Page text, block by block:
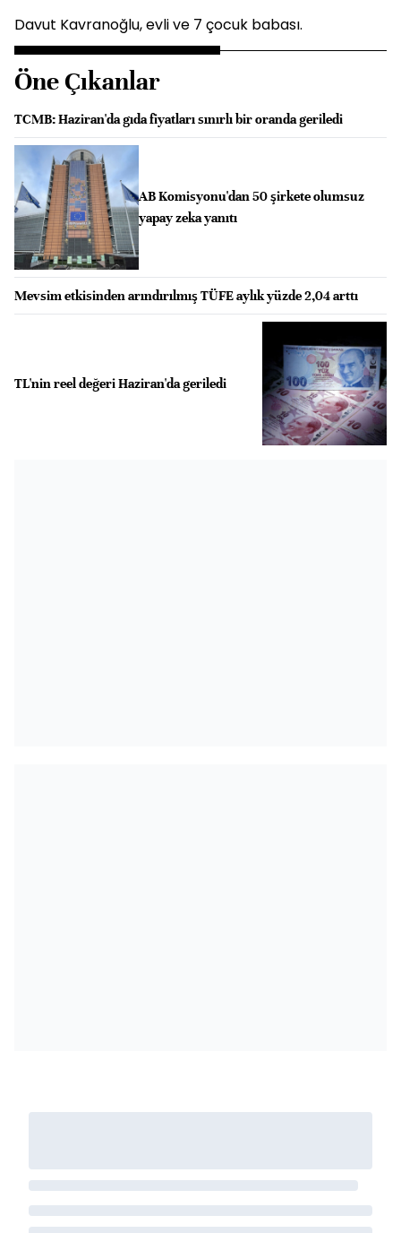
Davut Kavranoğlu, evli ve 7 çocuk babası.
Öne Çıkanlar
TCMB: Haziran'da gıda fiyatları sınırlı bir oranda geriledi
AB Komisyonu'dan 50 şirkete olumsuz
yapay zeka yanıtı
Mevsim etkisinden arındırılmış TÜFE aylık yüzde 2,04 arttı
TL'nin reel değeri Haziran'da geriledi